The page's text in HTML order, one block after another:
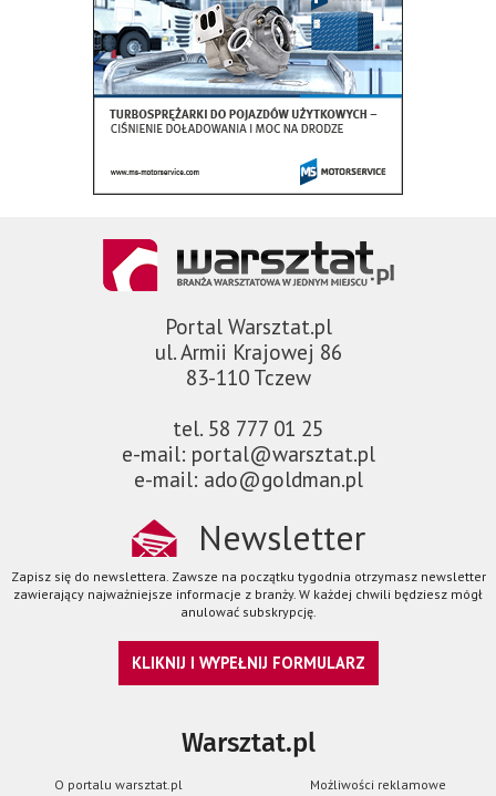
Portal Warsztat.pl
ul. Armii Krajowej 86
83-110 Tczew
tel. 58 777 01 25
e-mail: portal@warsztat.pl
e-mail: ado@goldman.pl
Newsletter
Zapisz się do newslettera. Zawsze na początku tygodnia otrzymasz newsletter
zawierający najważniejsze informacje z branży. W każdej chwili będziesz mógł
anulować subskrypcję.
KLIKNIJ I WYPEŁNIJ FORMULARZ
Warsztat.pl
O portalu warsztat.pl
Możliwości reklamowe